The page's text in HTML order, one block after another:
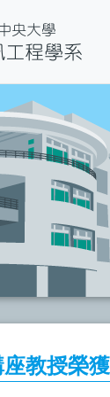
教授榮